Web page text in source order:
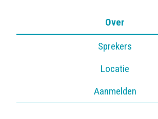
Over
Sprekers
Locatie
Aanmelden